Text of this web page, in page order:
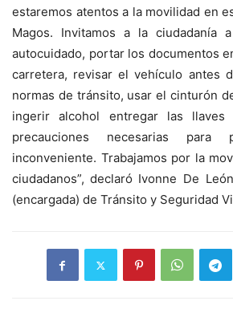
estaremos atentos a la movilidad en
Magos. Invitamos a la ciudadanía
autocuidado, portar los documentos
carretera, revisar el vehículo antes
normas de tránsito, usar el cinturón
ingerir alcohol entregar las
precauciones necesarias para
inconveniente. Trabajamos por la
ciudadanos”, declaró Ivonne De
(encargada) de Tránsito y Seguridad